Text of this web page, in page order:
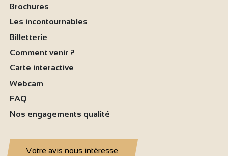
Brochures
Les incontournables
Billetterie
Comment venir ?
Carte interactive
Webcam
FAQ
Nos engagements qualité
Votre avis nous intéresse